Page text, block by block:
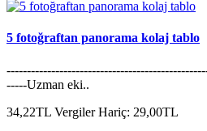
5 fotoğraftan panorama kolaj tablo
-----Uzman eki..
34,22TL Vergiler Hariç: 29,00TL